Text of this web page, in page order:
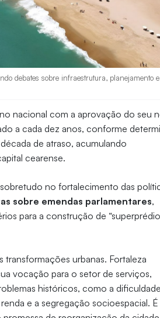
debates sobre infraestrutura, planejamento e
nacional com a aprovação do seu
a cada dez anos, conforme
de atraso, acumulando
cearense.
no fortalecimento das
sobre emendas parlamentares,
para a construção de
urbanas. Fortaleza
vocação para o setor de serviços,
históricos, como a
e a segregação socioespacial. É